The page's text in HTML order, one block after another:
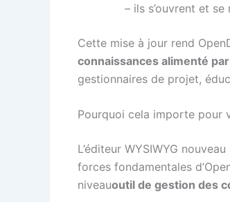
– ils s’ouvrent et
Cette mise à jour rend
connaissances alimenté par
gestionnaires de projet,
Pourquoi cela importe pour
L’éditeur WYSIWYG
forces fondamentales
niveauoutil de gestion des